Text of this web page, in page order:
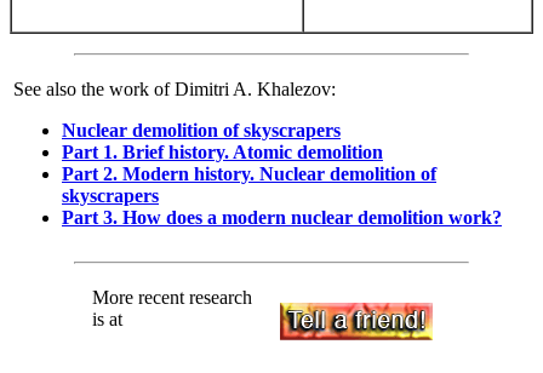
See also the work of Dimitri A. Khalezov:
Nuclear demolition of skyscrapers
Part 1. Brief history. Atomic demolition
Part 2. Modern history. Nuclear demolition of
skyscrapers
Part 3. How does a modern nuclear demolition work?
More recent research
is at